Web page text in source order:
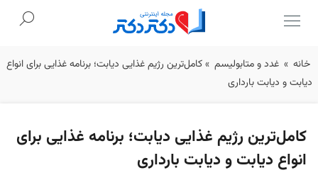
Skip
to
خانه » غدد و متابولیسم »کامل‌ترین رژیم غذایی دیابت؛ برنامه غذایی برای انواع
دیابت و دیابت بارداری
کامل‌ترین رژیم غذایی دیابت؛ برنامه غذایی برای
انواع دیابت و دیابت بارداری